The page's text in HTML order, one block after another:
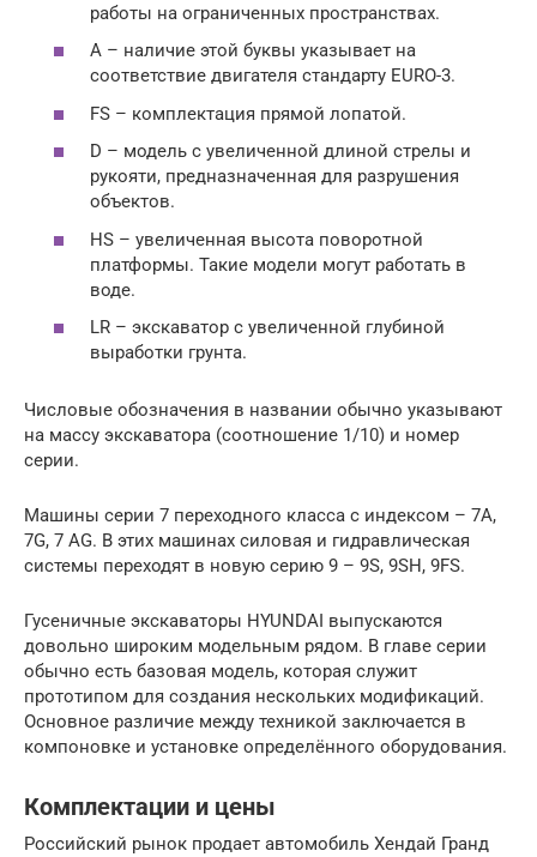
работы на ограниченных пространствах.
A – наличие этой буквы указывает на
соответствие двигателя стандарту EURO-3.
FS – комплектация прямой лопатой.
D – модель с увеличенной длиной стрелы и
рукояти, предназначенная для разрушения
объектов.
HS – увеличенная высота поворотной
платформы. Такие модели могут работать в
воде.
LR – экскаватор с увеличенной глубиной
выработки грунта.
Числовые обозначения в названии обычно указывают
на массу экскаватора (соотношение 1/10) и номер
серии.
Машины серии 7 переходного класса с индексом – 7A,
7G, 7 AG. В этих машинах силовая и гидравлическая
системы переходят в новую серию 9 – 9S, 9SH, 9FS.
Гусеничные экскаваторы HYUNDAI выпускаются
довольно широким модельным рядом. В главе серии
обычно есть базовая модель, которая служит
прототипом для создания нескольких модификаций.
Основное различие между техникой заключается в
компоновке и установке определённого оборудования.
Комплектации и цены
Российский рынок продает автомобиль Хендай Гранд